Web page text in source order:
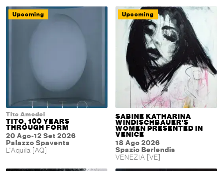
Tito Amodei
TITO, 100 YEARS
THROUGH FORM
20 Ago-12 Set 2026
Palazzo Spaventa
L'Aquila [AQ]
Upcoming
SABINE KATHARINA
WINDISCHBAUER'S
WOMEN PRESENTED IN
VENICE
18 Ago 2026
Spazio Berlendis
VENEZIA [VE]
Upcoming